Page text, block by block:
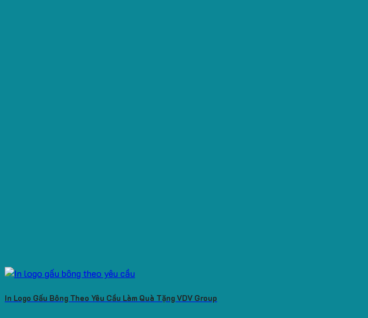
In Logo Gấu Bông Theo Yêu Cầu Làm Quà Tặng VDV Group